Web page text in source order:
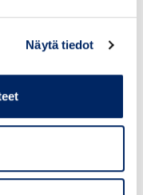
Näytä tiedot